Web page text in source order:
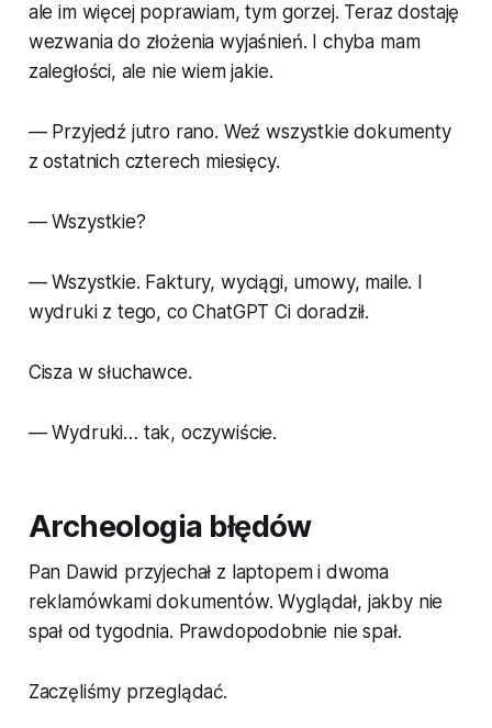
ale im więcej poprawiam, tym gorzej. Teraz dostaję
wezwania do złożenia wyjaśnień. I chyba mam
zaległości, ale nie wiem jakie.
— Przyjedź jutro rano. Weź wszystkie dokumenty
z ostatnich czterech miesięcy.
— Wszystkie?
— Wszystkie. Faktury, wyciągi, umowy, maile. I
wydruki z tego, co ChatGPT Ci doradził.
Cisza w słuchawce.
— Wydruki… tak, oczywiście.
Archeologia błędów
Pan Dawid przyjechał z laptopem i dwoma
reklamówkami dokumentów. Wyglądał, jakby nie
spał od tygodnia. Prawdopodobnie nie spał.
Zaczęliśmy przeglądać.